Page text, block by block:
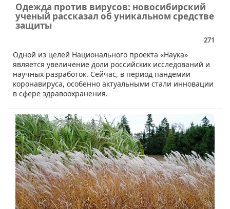
Одежда против вирусов: новосибирский
ученый рассказал об уникальном средстве
защиты
271
​​​Одной из целей Национального проекта «Наука»
является увеличение доли российских исследований и
научных разработок. Сейчас, в период пандемии
коронавируса, особенно актуальными стали инновации
в сфере здравоохранения.